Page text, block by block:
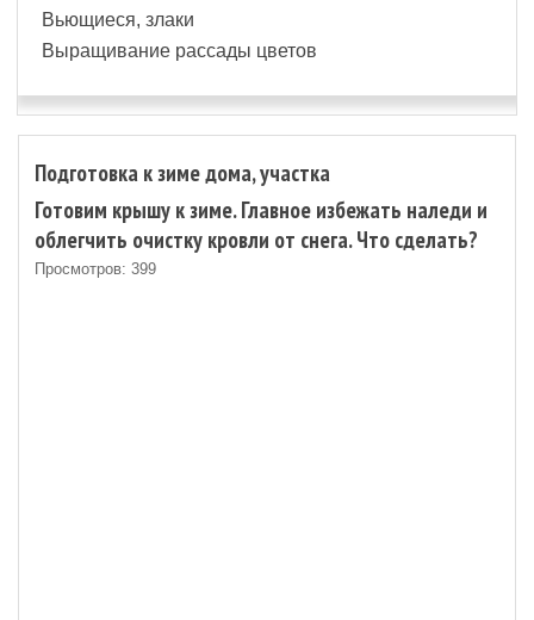
Вьющиеся, злаки
Выращивание рассады цветов
Подготовка к зиме дома, участка
Готовим крышу к зиме. Главное избежать наледи и
облегчить очистку кровли от снега. Что сделать?
Просмотров: 399